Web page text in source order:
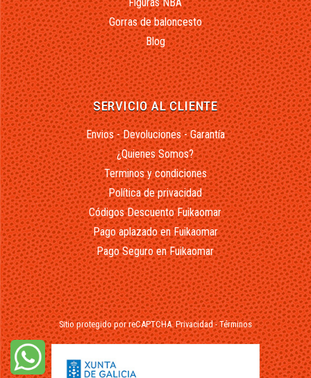
Gorras de baloncesto
Blog
SERVICIO AL CLIENTE
Envios - Devoluciones - Garantía
¿Quienes Somos?
Terminos y condiciones
Política de privacidad
Códigos Descuento Fuikaomar
Pago aplazado en Fuikaomar
Pago Seguro en Fuikaomar
Sitio protegido por reCAPTCHA.Privacidad-Términos